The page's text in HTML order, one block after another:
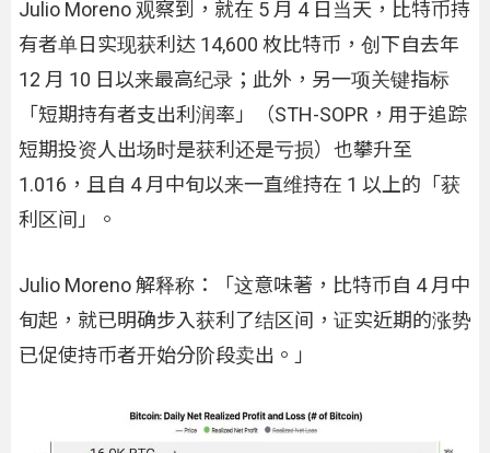
Julio Moreno 观察到，就在 5 月 4 日当天，比特币持
有者单日实现获利达 14,600 枚比特币，创下自去年
12 月 10 日以来最高纪录；此外，另一项关键指标
「短期持有者支出利润率」（STH-SOPR，用于追踪
短期投资人出场时是获利还是亏损）也攀升至
1.016，且自 4 月中旬以来一直维持在 1 以上的「获
利区间」。
Julio Moreno 解释称：「这意味著，比特币自 4 月中
旬起，就已明确步入获利了结区间，证实近期的涨势
已促使持币者开始分阶段卖出。」